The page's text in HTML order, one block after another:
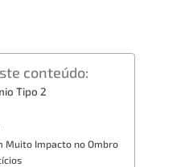
conteúdo:
Tipo 2
Muito Impacto no Ombro